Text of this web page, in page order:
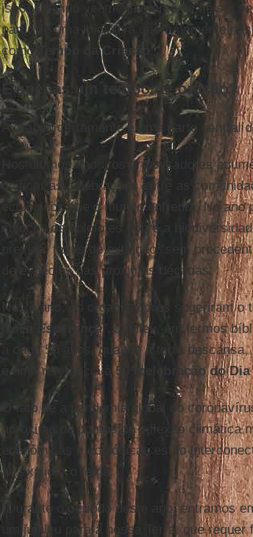
isso, convido veementemente os fiéis a
partir de uma iniciativa oportunamente
como Tempo da Criação .”
É apenas um tempo de oração?
A oração certamente é uma parte central
Nos últimos anos, os organizadores
unificar as celebrações entre as
ecológicos que o mundo enfrenta. No ano
colocou os holofotes sobre a
previam taxas de extinção “sem
de espécies nas próximas décadas.
Neste ano, os organizadores sugeriram o
Nova Esperança”
. Jubileu, em termos
a cada 50 anos, quando a terra
é uma referência à50ª celebração do Dia
O fato de a pandemia global do
aproxima de pontos de inflexão climática
econômicas e ecológicas estão
ao explicar o tema.
“Durante o período deste ano, entramos
um jubileu para a nossa Terra, que